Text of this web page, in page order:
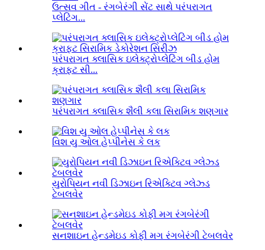
ઉત્સવ ગીત - રંગબેરંગી સેંટ સાથે પરંપરાગત
પ્લેટિંગ...
પરંપરાગત ક્લાસિક ઇલેક્ટ્રોપ્લેટિંગ બીડ હોમ
ક્રાફ્ટ સી...
પરંપરાગત ક્લાસિક શૈલી કલા સિરામિક શણગાર
વિશ યુ ઓલ હેપ્પીનેસ કે લક
યુરોપિયન નવી ડિઝાઇન રિએક્ટિવ ગ્લેઝ્ડ
ટેબલવેર
સનશાઇન હેન્ડમેઇડ કોફી મગ રંગબેરંગી ટેબલવેર